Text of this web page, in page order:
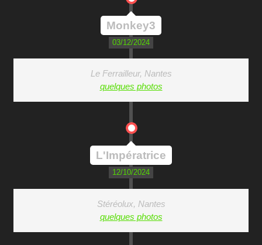
Monkey3
03/12/2024
Le Ferrailleur, Nantes
quelques photos
L'Impératrice
12/10/2024
Stéréolux, Nantes
quelques photos